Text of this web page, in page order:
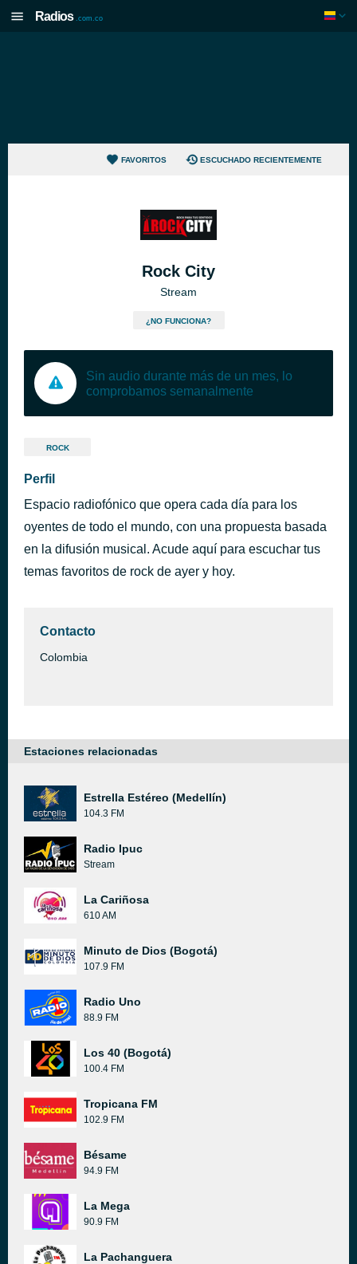
Radios .com.co
FAVORITOS ESCUCHADO RECIENTEMENTE
Rock City
Stream
¿NO FUNCIONA?
Sin audio durante más de un mes, lo
comprobamos semanalmente
ROCK
Perfil
Espacio radiofónico que opera cada día para los
oyentes de todo el mundo, con una propuesta basada
en la difusión musical. Acude aquí para escuchar tus
temas favoritos de rock de ayer y hoy.
Contacto
Colombia
Estaciones relacionadas
Estrella Estéreo (Medellín)
104.3 FM
Radio Ipuc
Stream
La Cariñosa
610 AM
Minuto de Dios (Bogotá)
107.9 FM
Radio Uno
88.9 FM
Los 40 (Bogotá)
100.4 FM
Tropicana FM
102.9 FM
Bésame
94.9 FM
La Mega
90.9 FM
La Pachanguera